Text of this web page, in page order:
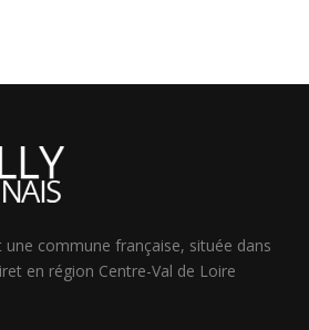
une commune française, située dans
en région Centre-Val de Loire